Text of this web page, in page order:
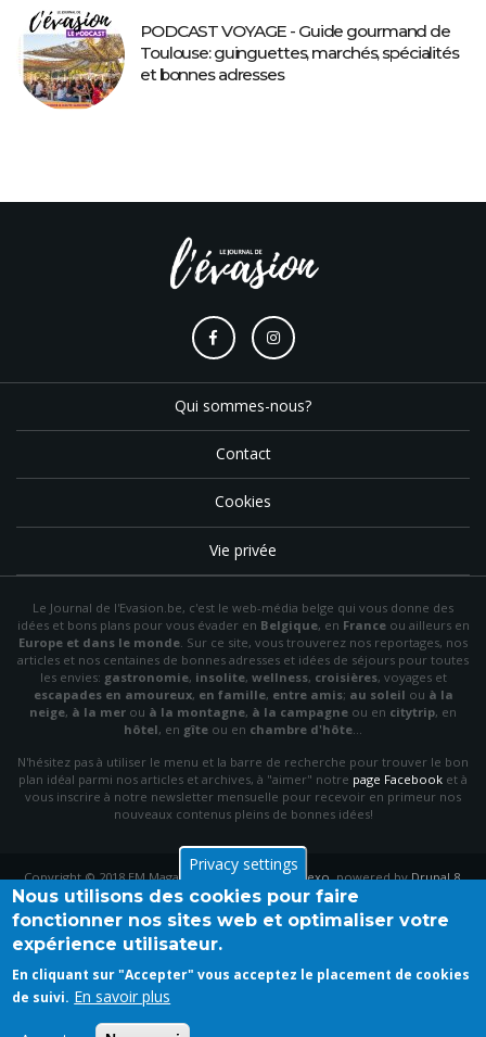
PODCAST VOYAGE - Guide gourmand de
Toulouse: guinguettes, marchés, spécialités
et bonnes adresses
Qui sommes-nous?
Contact
Cookies
Vie privée
Le Journal de l'Evasion.be, c'est le web-média belge qui vous donne des
idées et bons plans pour vous évader en Belgique, en Franceou ailleurs en
Europe et dans le monde. Sur ce site, vous trouverez nos reportages, nos
articles et nos centaines de bonnes adresses et idées de séjours pour toutes
les envies: gastronomie, insolite, wellness, croisières, voyages et
escapades en amoureux, en famille, entre amis; au soleil ou à la
neige, à la mer ou à la montagne, à la campagne ou en citytrip, en
hôtel, en gîte ou en chambre d'hôte…
N'hésitez pas à utiliser le menu et la barre de recherche pour trouver le bon
plan idéal parmi nos articles et archives, à "aimer" notre page Facebook et à
vous inscrire à notre newsletter mensuelle pour recevoir en primeur nos
nouveaux contenus pleins de bonnes idées!
Copyright © 2018 EM Magazine. Theme by PinkDexo, powered byDrupal 8.
Privacy settings
Nous utilisons des cookies pour faire
fonctionner nos sites web et optimaliser votre
expérience utilisateur.
En cliquant sur "Accepter" vous acceptez le placement de cookies
de suivi. En savoir plus